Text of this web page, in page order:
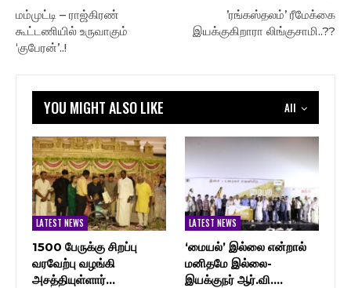
மம்முட்டி – ராஜ்கிரண்
கூட்டணியில் உருவாகும்
‘குபேரன்’..!
’ரங்கஸ்தலம்’ ரீமேக்கை
இயக்குகிறாரா லிங்குசாமி..??
All
YOU MIGHT ALSO LIKE
LATEST NEWS
1500 பேருக்கு சிறப்பு
வரவேற்பு வழங்கி
அசத்தியுள்ளார்…
LATEST NEWS
‘மையல்’ இல்லை என்றால்
மனிதமே இல்லை-
இயக்குநர் ஆர்.வி.…